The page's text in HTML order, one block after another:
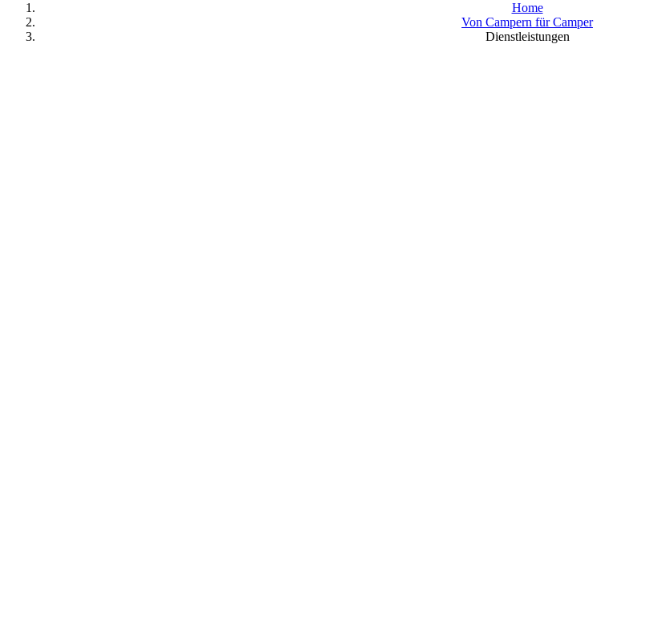
Home
Von Campern für Camper
Dienstleistungen